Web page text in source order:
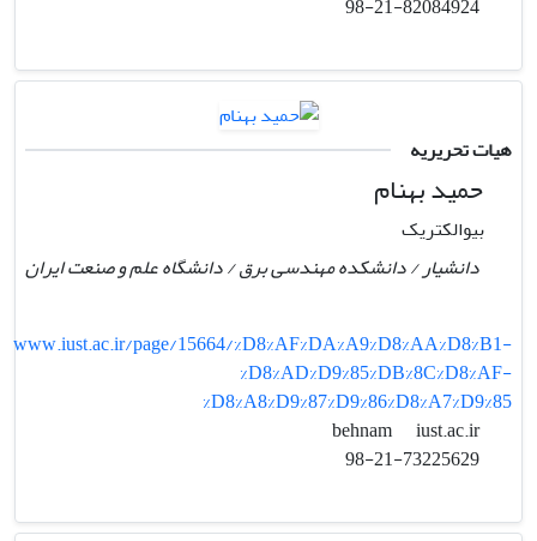
هیات تحریریه
حمید بهنام
بیوالکتریک
دانشیار / دانشکده مهندسی برق / دانشگاه علم و صنعت ایران
www.iust.ac.ir/page/15664/%D8%AF%DA%A9%D8%AA%D8%B1-
%D8%AD%D9%85%DB%8C%D8%AF-
%D8%A8%D9%87%D9%86%D8%A7%D9%85
behnam
iust.ac.ir